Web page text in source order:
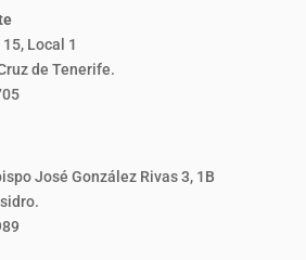
Local 1
de Tenerife.
José González Rivas 3, 1B